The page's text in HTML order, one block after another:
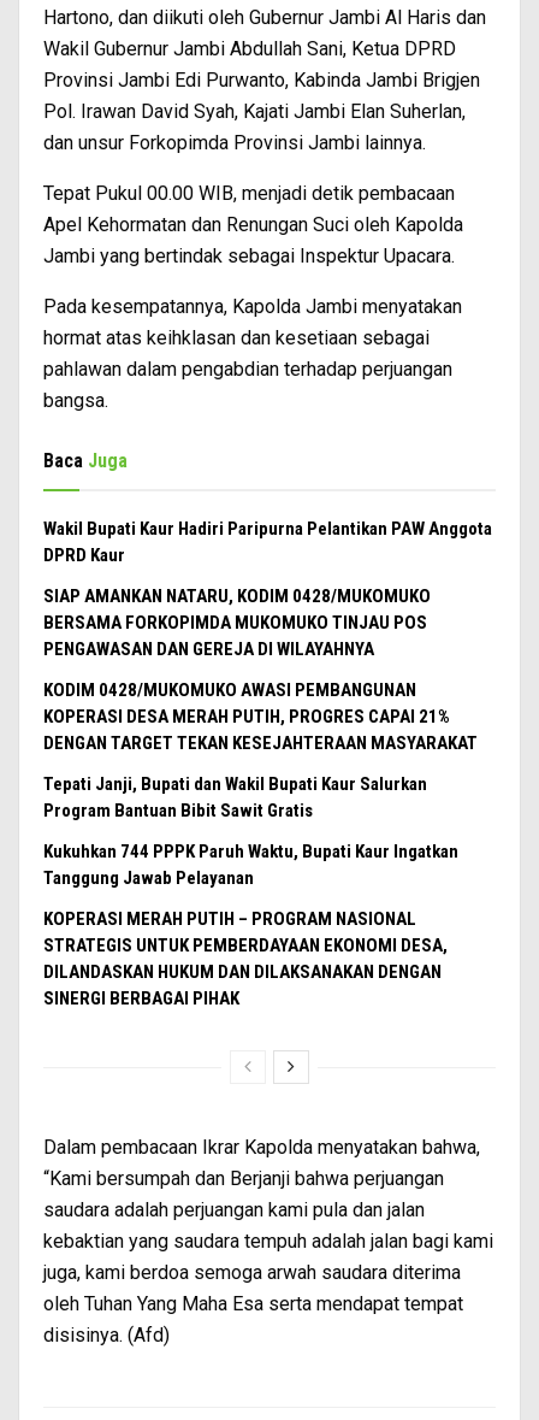
Hartono, dan diikuti oleh Gubernur Jambi Al Haris dan
Wakil Gubernur Jambi Abdullah Sani, Ketua DPRD
Provinsi Jambi Edi Purwanto, Kabinda Jambi Brigjen
Pol. Irawan David Syah, Kajati Jambi Elan Suherlan,
dan unsur Forkopimda Provinsi Jambi lainnya.
Tepat Pukul 00.00 WIB, menjadi detik pembacaan
Apel Kehormatan dan Renungan Suci oleh Kapolda
Jambi yang bertindak sebagai Inspektur Upacara.
Pada kesempatannya, Kapolda Jambi menyatakan
hormat atas keihklasan dan kesetiaan sebagai
pahlawan dalam pengabdian terhadap perjuangan
bangsa.
Baca Juga
Wakil Bupati Kaur Hadiri Paripurna Pelantikan PAW Anggota
DPRD Kaur
SIAP AMANKAN NATARU, KODIM 0428/MUKOMUKO
BERSAMA FORKOPIMDA MUKOMUKO TINJAU POS
PENGAWASAN DAN GEREJA DI WILAYAHNYA
KODIM 0428/MUKOMUKO AWASI PEMBANGUNAN
KOPERASI DESA MERAH PUTIH, PROGRES CAPAI 21%
DENGAN TARGET TEKAN KESEJAHTERAAN MASYARAKAT
Tepati Janji, Bupati dan Wakil Bupati Kaur Salurkan
Program Bantuan Bibit Sawit Gratis
Kukuhkan 744 PPPK Paruh Waktu, Bupati Kaur Ingatkan
Tanggung Jawab Pelayanan
KOPERASI MERAH PUTIH – PROGRAM NASIONAL
STRATEGIS UNTUK PEMBERDAYAAN EKONOMI DESA,
DILANDASKAN HUKUM DAN DILAKSANAKAN DENGAN
SINERGI BERBAGAI PIHAK
Dalam pembacaan Ikrar Kapolda menyatakan bahwa,
“Kami bersumpah dan Berjanji bahwa perjuangan
saudara adalah perjuangan kami pula dan jalan
kebaktian yang saudara tempuh adalah jalan bagi kami
juga, kami berdoa semoga arwah saudara diterima
oleh Tuhan Yang Maha Esa serta mendapat tempat
disisinya. (Afd)